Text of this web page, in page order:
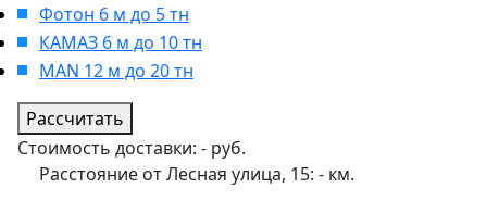
Фотон 6 м до 5 тн
КАМАЗ 6 м до 10 тн
MAN 12 м до 20 тн
Рассчитать
Стоимость доставки: - руб.
Расстояние от Лесная улица, 15: - км.